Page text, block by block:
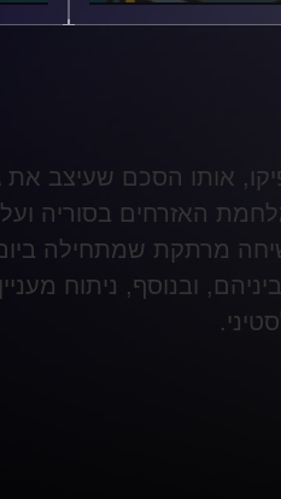
סייקס-פיקו, אותו הסכם
האזרחים בסוריה
מרתקת שמתחילה
ובנוסף, ניתוח
.